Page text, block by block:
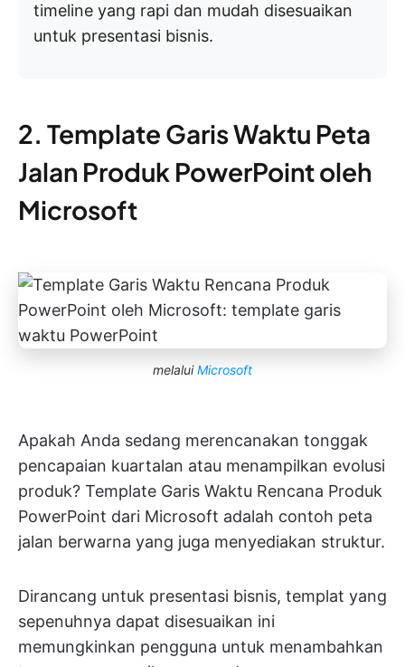
timeline yang rapi dan mudah disesuaikan
untuk presentasi bisnis.
2. Template Garis Waktu Peta
Jalan Produk PowerPoint oleh
Microsoft
melaluiMicrosoft
Apakah Anda sedang merencanakan tonggak
pencapaian kuartalan atau menampilkan evolusi
produk? Template Garis Waktu Rencana Produk
PowerPoint dari Microsoft adalah contoh peta
jalan berwarna yang juga menyediakan struktur.
Dirancang untuk presentasi bisnis, templat yang
sepenuhnya dapat disesuaikan ini
memungkinkan pengguna untuk menambahkan